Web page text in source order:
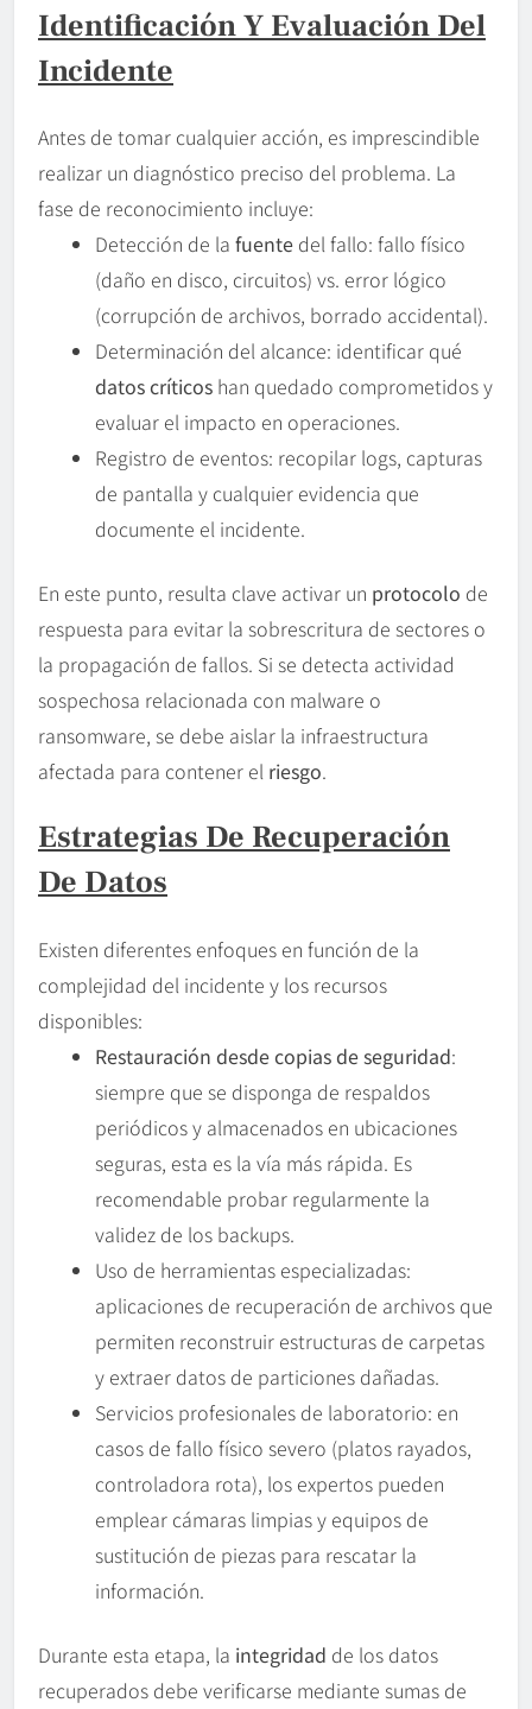
Identificación Y Evaluación Del
Incidente
Antes de tomar cualquier acción, es imprescindible
realizar un diagnóstico preciso del problema. La
fase de reconocimiento incluye:
Detección de la fuente del fallo: fallo físico
(daño en disco, circuitos) vs. error lógico
(corrupción de archivos, borrado accidental).
Determinación del alcance: identificar qué
datos críticos han quedado comprometidos y
evaluar el impacto en operaciones.
Registro de eventos: recopilar logs, capturas
de pantalla y cualquier evidencia que
documente el incidente.
En este punto, resulta clave activar un protocolo de
respuesta para evitar la sobrescritura de sectores o
la propagación de fallos. Si se detecta actividad
sospechosa relacionada con malware o
ransomware, se debe aislar la infraestructura
afectada para contener el riesgo.
Estrategias De Recuperación
De Datos
Existen diferentes enfoques en función de la
complejidad del incidente y los recursos
disponibles:
Restauración desde copias de seguridad:
siempre que se disponga de respaldos
periódicos y almacenados en ubicaciones
seguras, esta es la vía más rápida. Es
recomendable probar regularmente la
validez de los backups.
Uso de herramientas especializadas:
aplicaciones de recuperación de archivos que
permiten reconstruir estructuras de carpetas
y extraer datos de particiones dañadas.
Servicios profesionales de laboratorio: en
casos de fallo físico severo (platos rayados,
controladora rota), los expertos pueden
emplear cámaras limpias y equipos de
sustitución de piezas para rescatar la
información.
Durante esta etapa, la integridad de los datos
recuperados debe verificarse mediante sumas de